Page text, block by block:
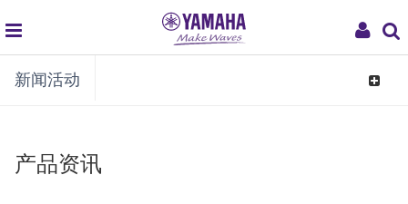
My
global
navigation
新闻活动
Toggle
产品资讯